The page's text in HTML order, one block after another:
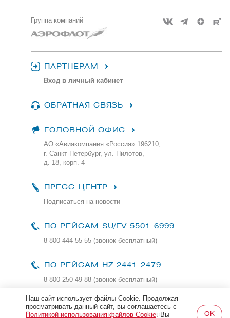
Группа компаний
ПАРТНЕРАМ
Вход в личный кабинет
ОБРАТНАЯ СВЯЗЬ
ГОЛОВНОЙ ОФИС
АО «Авиакомпания «Россия» 196210,
г. Санкт-Петербург, ул. Пилотов,
д. 18, корп. 4
ПРЕСС-ЦЕНТР
Подписаться на новости
ПО РЕЙСАМ SU/FV 5501-6999
8 800 444 55 55 (звонок бесплатный)
ПО РЕЙСАМ HZ 2441-2479
8 800 250 49 88 (звонок бесплатный)
Все права защищены и охраняются законом
Наш сайт использует файлы Cookie. Продолжая
просматривать данный сайт, вы соглашаетесь с
Политикой использования файлов Cookie. Вы